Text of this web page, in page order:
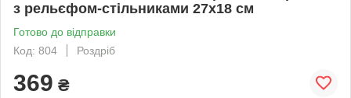
з рельєфом-стільниками 27х18 см
Готово до відправки
Код: 804
Роздріб
369 ₴